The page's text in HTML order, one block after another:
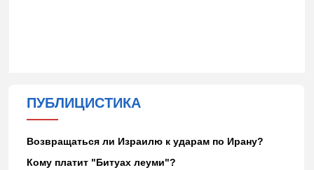
ПУБЛИЦИСТИКА
Возвращаться ли Израилю к ударам по Ирану?
Кому платит "Битуах леуми"?